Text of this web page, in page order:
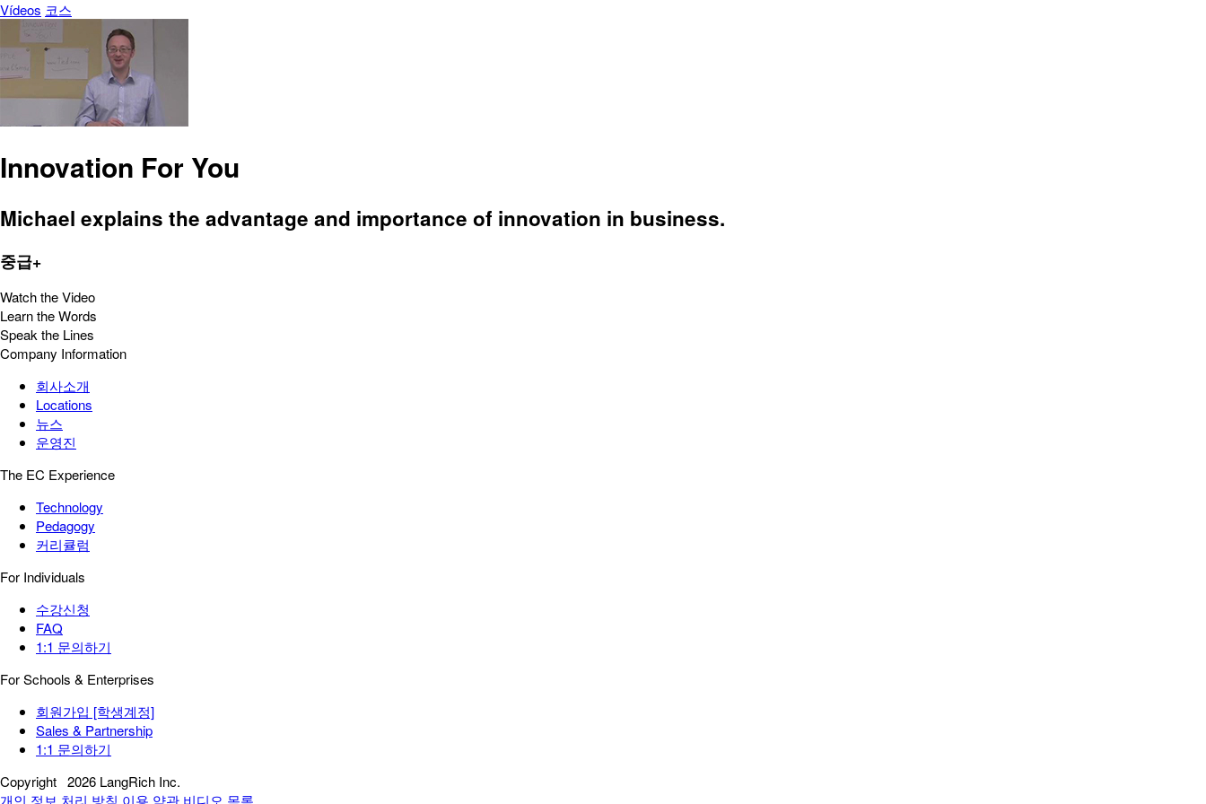
Vídeos 코스
Innovation For You
Michael explains the advantage and importance of innovation in business.
중급+
Watch the Video
Learn the Words
Speak the Lines
Company Information
회사소개
Locations
뉴스
운영진
The EC Experience
Technology
Pedagogy
커리큘럼
For Individuals
수강신청
FAQ
1:1 문의하기
For Schools & Enterprises
회원가입 [학생계정]
Sales & Partnership
1:1 문의하기
Copyright 2026 LangRich Inc.